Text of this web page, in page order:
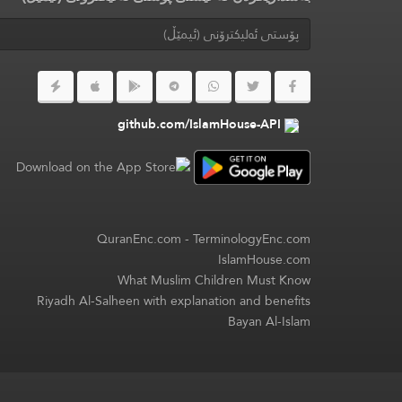
github.com/IslamHouse-API
QuranEnc.com-TerminologyEnc.com
IslamHouse.com
What Muslim Children Must Know
Riyadh Al-Salheen with explanation and benefits
Bayan Al-Islam